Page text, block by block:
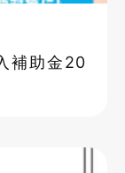
補助金20